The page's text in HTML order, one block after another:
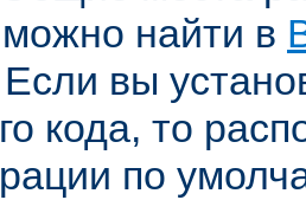
найти в
Если вы
кода, то
по